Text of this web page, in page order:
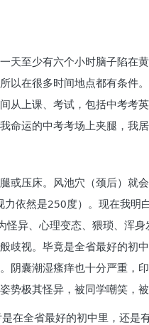
天至少有六个小时脑子陷在
以在很多时间地点都有条件
从上课、考试，包括中考考
命运的中考考场上夹腿，我
或压床。风池穴（颈后）就
依然是250度）。现在我明
异、心理变态、猥琐、浑身
歧视。毕竟是全省最好的初
阴囊潮湿瘙痒也十分严重，
极其怪异，被同学嘲笑，被
在全省最好的初中里，还是